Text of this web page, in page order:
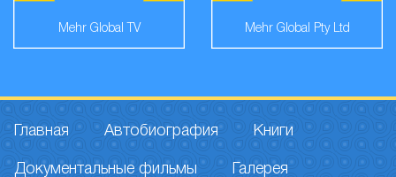
Mehr Global TV Mehr Global Pty Ltd
Главная Автобиография Книги
Документальные фильмы Галерея